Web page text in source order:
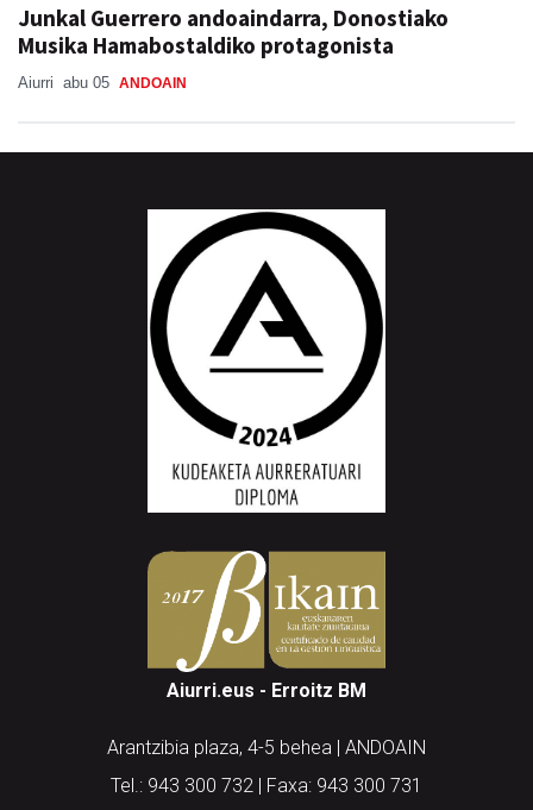
Junkal Guerrero andoaindarra, Donostiako
Musika Hamabostaldiko protagonista
Aiurri abu 05 ANDOAIN
Aiurri.eus - Erroitz BM
Arantzibia plaza, 4-5 behea | ANDOAIN
Tel.: 943 300 732 | Faxa: 943 300 731